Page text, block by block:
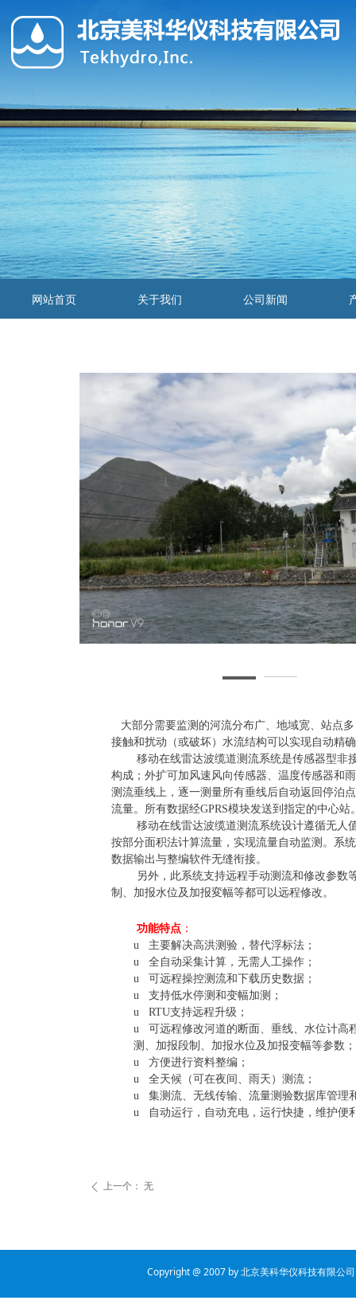
网站首页 关于我们 公司新闻
ꄴ 上一个： 无
大部分需要监测的河流分布广、地域宽、站点
接触和扰动（或破坏）水流结构可以实现自动精
移动在线雷达波缆道测流系统是传感器型非
构成；外扩可加风速风向传感器、温度传感器和
测流垂线上，逐一测量所有垂线后自动返回停泊
流量。所有数据经GPRS模块发送到指定的中心
移动在线雷达波缆道测流系统设计遵循无人
按部分面积法计算流量，实现流量自动监测。系
数据输出与整编软件无缝衔接。
另外，此系统支持远程手动测流和修改参
制、加报水位及加报変幅等都可以远程修改。
功能特点 ：
u
主要解决高洪测验，替代浮标法；
u
全自动采集计算，无需人工操作；
u
可远程操控测流和下载历史数据；
u
支持低水停测和变幅加测；
u
RTU支持远程升级；
u
可远程修改河道的断面、垂线、水位计高
测、加报段制、加报水位及加报变幅等参数；
u
方便进行资料整编；
u
全天候（可在夜间、雨天）测流；
u
集测流、无线传输、流量测验数据库管理
u
自动运行，自动充电，运行快捷，维护便
Copyright @ 2007 by 北京美科华仪科技有限公